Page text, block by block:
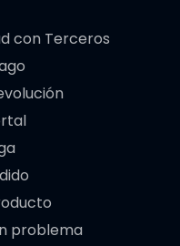
con Terceros
problema